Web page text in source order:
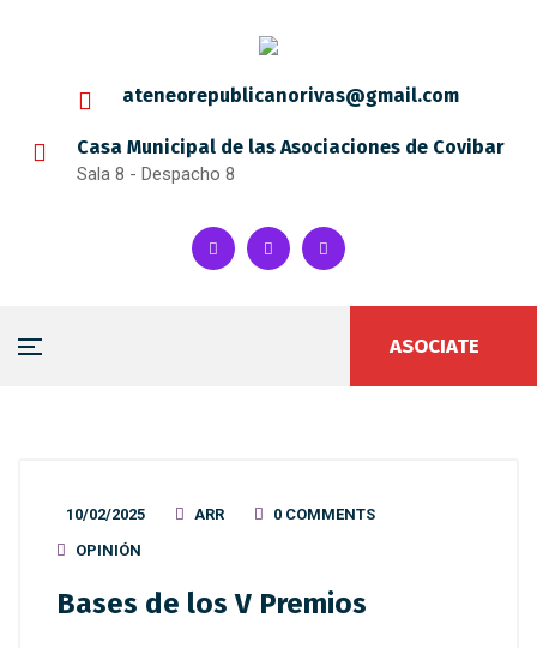
ateneorepublicanorivas@gmail.com
Casa Municipal de las Asociaciones de Covibar
Sala 8 - Despacho 8
ASOCIATE
10/02/2025 ARR
0 COMMENTS
OPINIÓN
Bases de los V Premios